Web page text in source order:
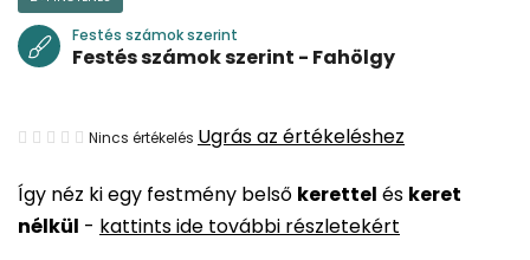
Így néz ki egy festmény belső kerettel és keret
nélkül - kattints ide további részletekért
Festés számok szerint
Festés számok szerint - Fahölgy
A
átlagos
értékelése
Nincs értékelés Ugrás az értékeléshez